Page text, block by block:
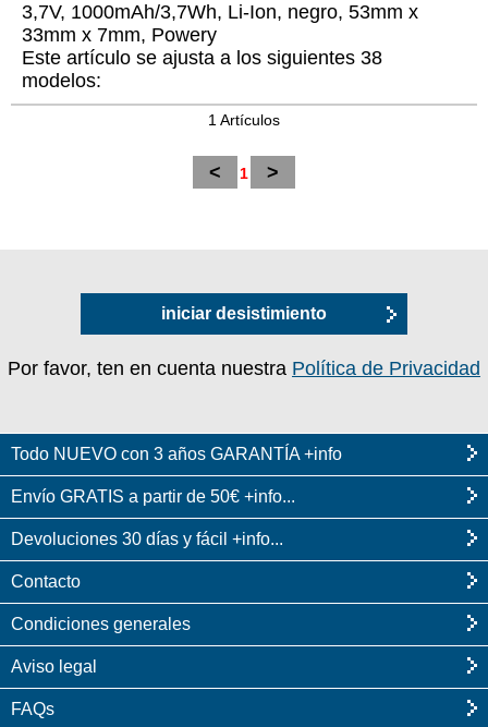
3,7V, 1000mAh/3,7Wh, Li-Ion, negro, 53mm x
33mm x 7mm, Powery
Este artículo se ajusta a los siguientes 38
modelos:
1 Artículos
< 1 >
iniciar desistimiento
Por favor, ten en cuenta nuestra Política de Privacidad
Todo NUEVO con 3 años GARANTÍA +info
Envío GRATIS a partir de 50€ +info...
Devoluciones 30 días y fácil +info...
Contacto
Condiciones generales
Aviso legal
FAQs